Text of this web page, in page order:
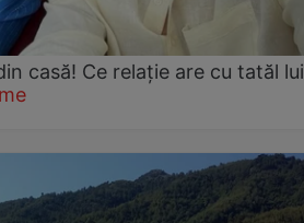
casă! Ce relație are cu tatăl lui